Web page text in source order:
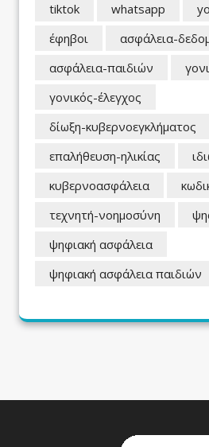
tiktok
whatsapp
έφηβοι
ασφάλεια-
ασφάλεια-παιδιών
γονικός-έλεγχος
δίωξη-κυβερνοεγκλήματος
επαλήθευση-ηλικίας
κυβερνοασφάλεια
τεχνητή-νοημοσύνη
ψηφιακή ασφάλεια
ψηφιακή ασφάλεια παιδιών